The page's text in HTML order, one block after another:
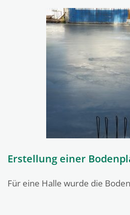
Erstellung einer
Für eine Halle wurde die